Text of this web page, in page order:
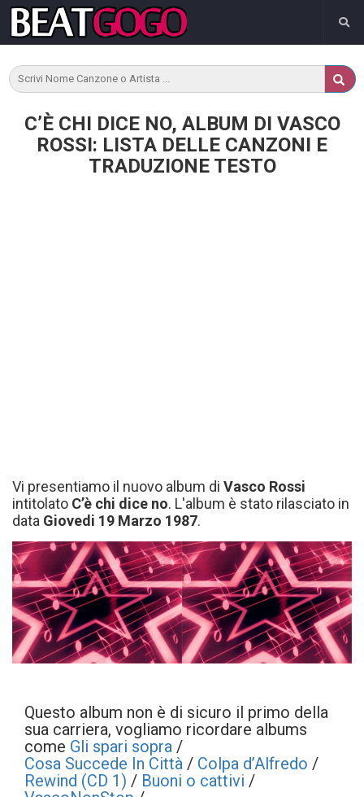
C’È CHI DICE NO, ALBUM DI VASCO
ROSSI: LISTA DELLE CANZONI E
TRADUZIONE TESTO
Vi presentiamo il nuovo album di Vasco Rossi
intitolato C’è chi dice no. L'album è stato rilasciato in
data Giovedi 19 Marzo 1987.
Questo album non è di sicuro il primo della
sua carriera, vogliamo ricordare albums
come Gli spari sopra /
Cosa Succede In Città / Colpa d’Alfredo /
Rewind (CD 1) / Buoni o cattivi /